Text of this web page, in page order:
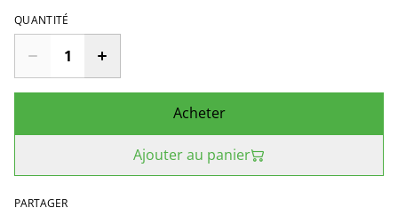
QUANTITÉ
Acheter
Ajouter au panier
PARTAGER